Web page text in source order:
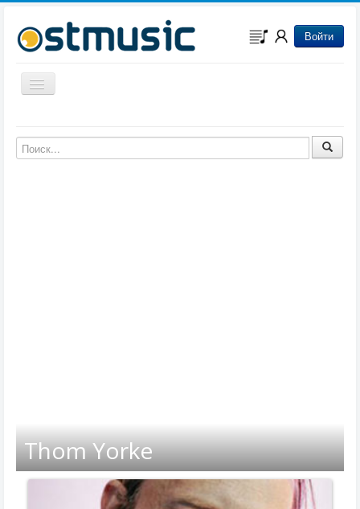
Войти
Включить/выключить навигацию
Музыка из мультфильмов
Музыка из сериалов
Thom Yorke